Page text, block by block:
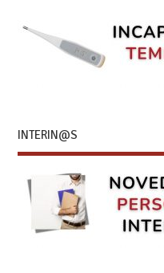
INTERIN@S